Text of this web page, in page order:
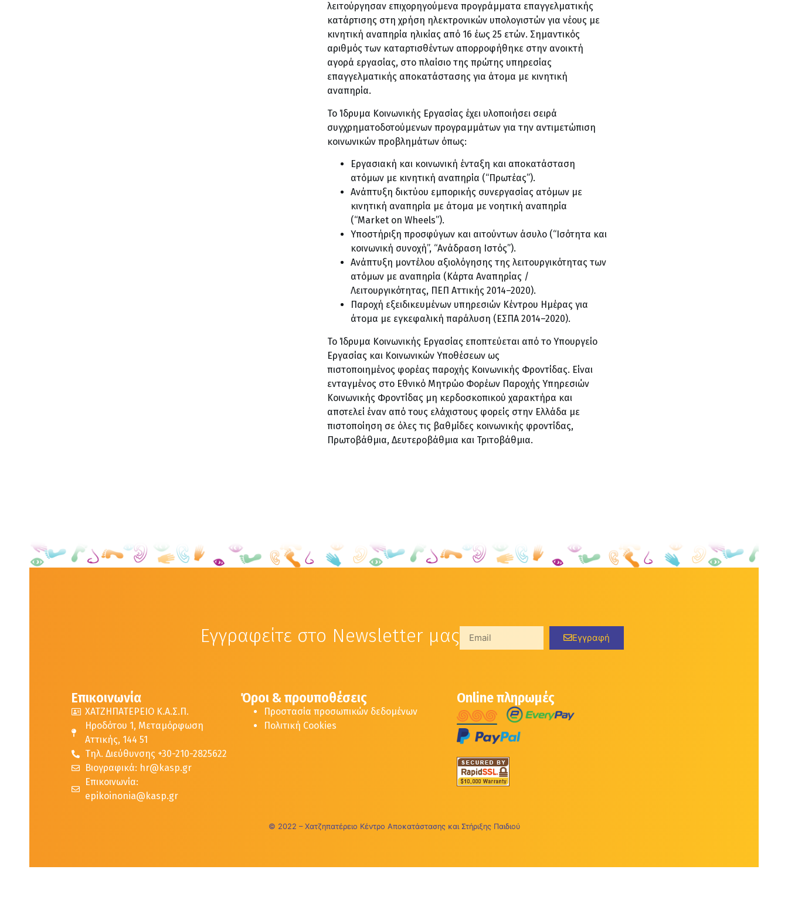
λειτούργησαν επιχορηγούμενα προγράμματα επαγγελματικής
κατάρτισης στη χρήση ηλεκτρονικών υπολογιστών για νέους με
κινητική αναπηρία ηλικίας από 16 έως 25 ετών. Σημαντικός
αριθμός των καταρτισθέντων απορροφήθηκε στην ανοικτή
αγορά εργασίας, στο πλαίσιο της πρώτης υπηρεσίας
επαγγελματικής αποκατάστασης για άτομα με κινητική
αναπηρία.
Το Ίδρυμα Κοινωνικής Εργασίας έχει υλοποιήσει σειρά
συγχρηματοδοτούμενων προγραμμάτων για την αντιμετώπιση
κοινωνικών προβλημάτων όπως:
Εργασιακή και κοινωνική ένταξη και αποκατάσταση
ατόμων με κινητική αναπηρία (“Πρωτέας”).
Ανάπτυξη δικτύου εμπορικής συνεργασίας ατόμων με
κινητική αναπηρία με άτομα με νοητική αναπηρία
(“Market on Wheels”).
Υποστήριξη προσφύγων και αιτούντων άσυλο (“Ισότητα και
κοινωνική συνοχή”, “Ανάδραση Ιστός”).
Ανάπτυξη μοντέλου αξιολόγησης της λειτουργικότητας των
ατόμων με αναπηρία (Κάρτα Αναπηρίας /
Λειτουργικότητας, ΠΕΠ Αττικής 2014–2020).
Παροχή εξειδικευμένων υπηρεσιών Κέντρου Ημέρας για
άτομα με εγκεφαλική παράλυση (ΕΣΠΑ 2014–2020).
Το Ίδρυμα Κοινωνικής Εργασίας εποπτεύεται από το Υπουργείο
Εργασίας και Κοινωνικών Υποθέσεων ως
πιστοποιημένος φορέας παροχής Κοινωνικής Φροντίδας. Είναι
ενταγμένος στο Εθνικό Μητρώο Φορέων Παροχής Υπηρεσιών
Κοινωνικής Φροντίδας μη κερδοσκοπικού χαρακτήρα και
αποτελεί έναν από τους ελάχιστους φορείς στην Ελλάδα με
πιστοποίηση σε όλες τις βαθμίδες κοινωνικής φροντίδας,
Πρωτοβάθμια, Δευτεροβάθμια και Τριτοβάθμια.
Εγγραφείτε στο Newsletter μας Εγγραφή
Επικοινωνία
ΧΑΤΖΗΠΑΤΕΡΕΙΟ Κ.Α.Σ.Π.
Ηροδότου 1, Μεταμόρφωση
Αττικής, 144 51
Τηλ. Διεύθυνσης +30-210-2825622
Βιογραφικά: hr@kasp.gr
Επικοινωνία:
epikoinonia@kasp.gr
Όροι & προυποθέσεις
Προστασία προσωπικών δεδομένων
Πολιτική Cookies
Online πληρωμές
© 2022 – Χατζηπατέρειο Κέντρο Αποκατάστασης και Στήριξης Παιδιού